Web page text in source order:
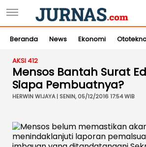
Beranda News Ekonomi
AKSI 412
Mensos Bantah Surat
Siapa Pembuatnya?
HERWIN WIJAYA | SENIN, 05/12/2016 17:54 WIB